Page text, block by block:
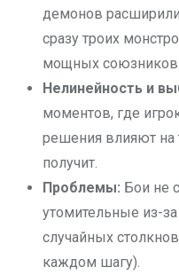
демонов
сразу троих
мощных союзников.
Нелинейность и
моментов, где
решения влияют на
получит.
Проблемы: Бои не
утомительные из-
случайных
каждом шагу).